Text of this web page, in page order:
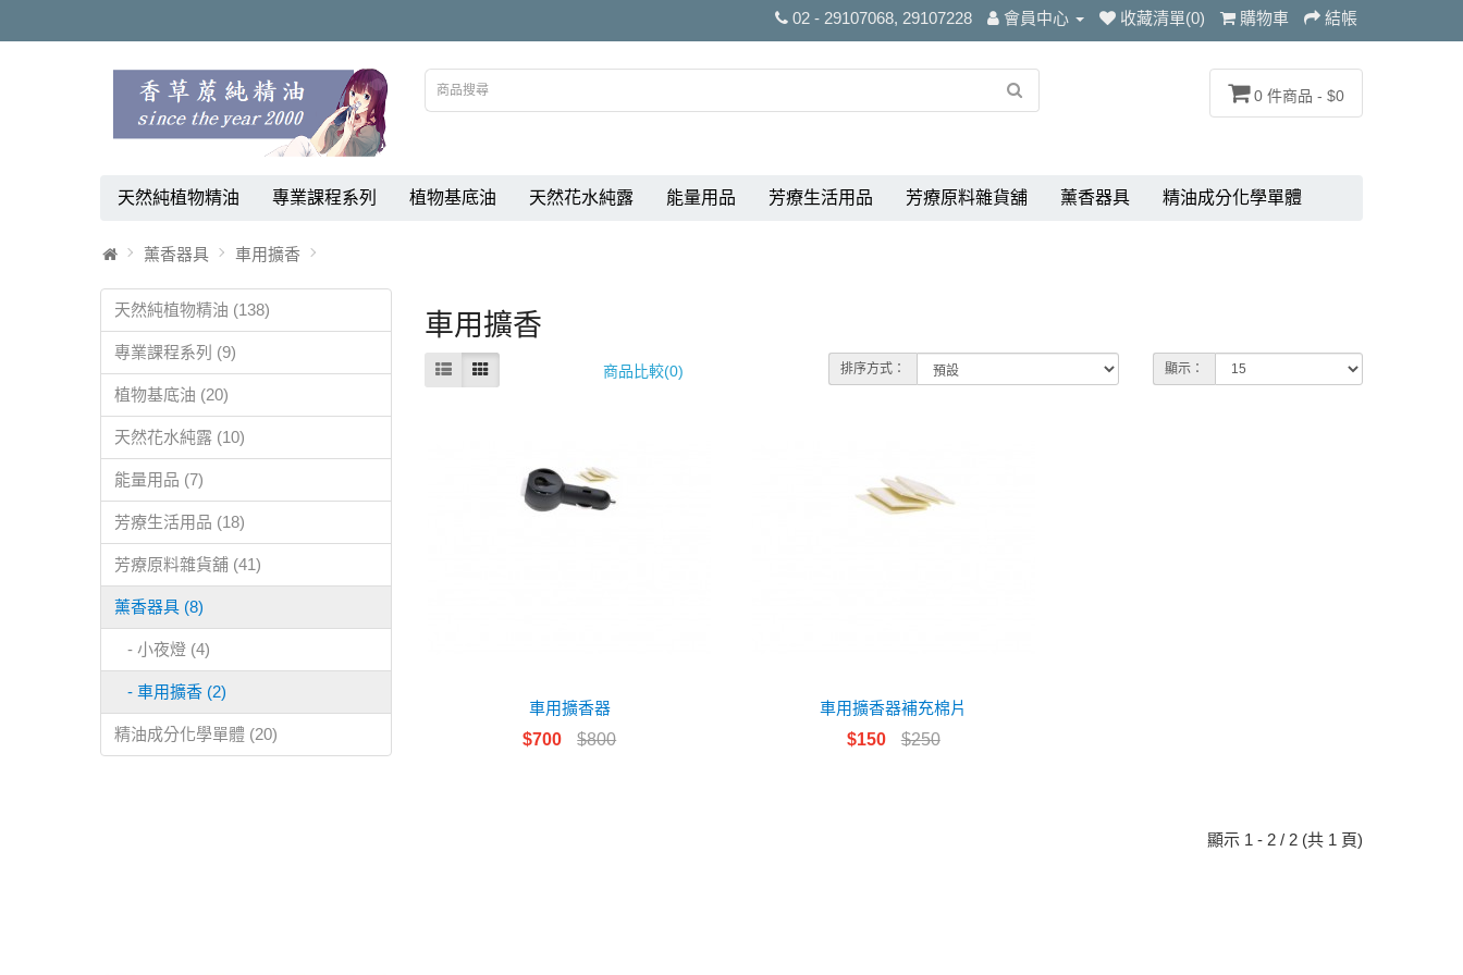
02 - 29107068, 29107228 會員中心 收藏清單(0) 購物車 結帳
0 件商品 - $0
天然純植物精油 專業課程系列 植物基底油 天然花水純露 能量用品 芳療生活用品 芳療原料雜貨舖 薰香器具 精油成分化學單體
薰香器具 車用擴香
天然純植物精油 (138)
專業課程系列 (9)
植物基底油 (20)
天然花水純露 (10)
能量用品 (7)
芳療生活用品 (18)
芳療原料雜貨舖 (41)
薰香器具 (8)
- 小夜燈 (4)
- 車用擴香 (2)
精油成分化學單體 (20)
車用擴香
商品比較(0) 排序方式： 顯示：
車用擴香器
$700
$800
車用擴香器補充棉片
$150
$250
顯示 1 - 2 / 2 (共 1 頁)